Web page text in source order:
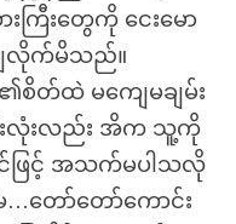
ကြီးတွေကို ငေးမော
ျလိုက်မိသည်။
စိတ်ထဲ မကျေမချမ်း
းလုံးလည်း အိက သူ့ကို
ငိုင်ဖြင့် အသက်မပါသလို
တော်တော်ကောင်း